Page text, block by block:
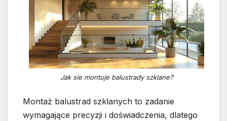
Jak sie montuje balustrady szklane?
Montaż balustrad szklanych to zadanie
wymagające precyzji i doświadczenia, dlatego